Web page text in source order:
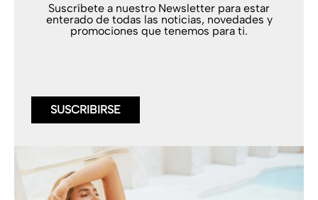
Suscríbete a nuestro Newsletter para estar
enterado de todas las noticias, novedades y
promociones que tenemos para ti.
SUSCRIBIRSE